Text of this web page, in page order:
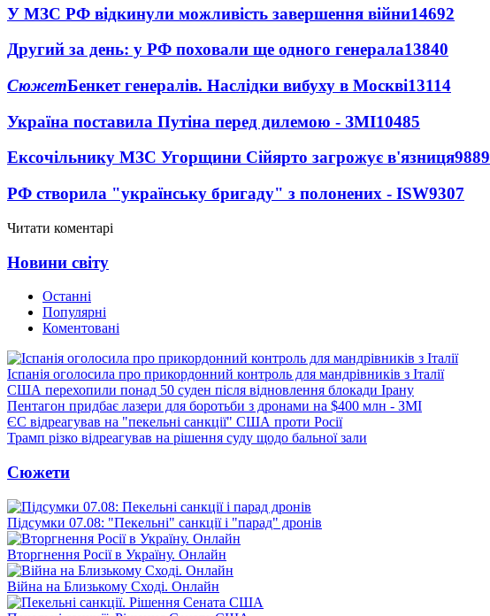
У МЗС РФ відкинули можливість завершення війни14692
Другий за день: у РФ поховали ще одного генерала13840
СюжетБенкет генералів. Наслідки вибуху в Москві13114
Україна поставила Путіна перед дилемою - ЗМІ10485
Ексочільнику МЗС Угорщини Сійярто загрожує в'язниця9889
РФ створила "українську бригаду" з полонених - ISW9307
Читати коментарі
Новини світу
Останні
Популярні
Коментовані
Іспанія оголосила про прикордонний контроль для мандрівників з Італії
США перехопили понад 50 суден після відновлення блокади Ірану
Пентагон придбає лазери для боротьби з дронами на $400 млн - ЗМІ
ЄС відреагував на "пекельні санкції" США проти Росії
Трамп різко відреагував на рішення суду щодо бальної зали
Сюжети
Підсумки 07.08: "Пекельні" санкції і "парад" дронів
Вторгнення Росії в Україну. Онлайн
Війна на Близькому Сході. Онлайн